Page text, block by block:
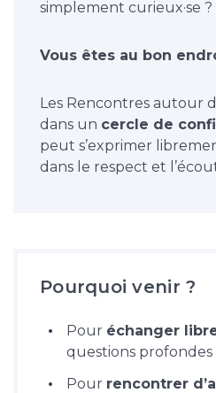
simplement curieux·se ?
Vous êtes au bon
Les Rencontres autour
dans un cercle de
peut s’exprimer
dans le respect et
Pourquoi venir ?
Pour échanger
questions profondes
Pour rencontrer